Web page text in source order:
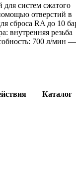
систем сжатого
отверстий в
сброса RA до 10
внутренняя резьба
700 л/мин —
Каталог